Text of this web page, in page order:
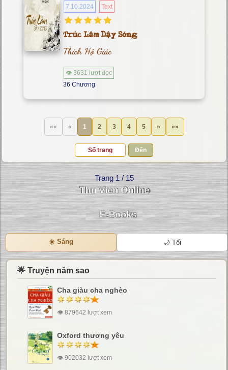
7.10.2024 Text
Trúc Lâm Dậy Sóng
Thích Hộ Giác
👁 3631 lượt đọc
36 Chương
«« « 1 2 3 4 5 » »»
Đến
Trang 1 / 15
☀️ Sáng 🌙 Tối
🌟 Truyện năm sao
Cha giàu cha nghèo
👁 879642 lượt xem
Oxford thương yêu
👁 902032 lượt xem